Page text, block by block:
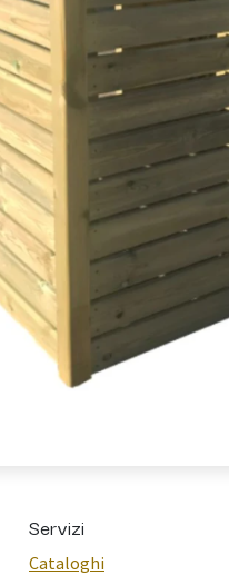
Servizi
Cataloghi